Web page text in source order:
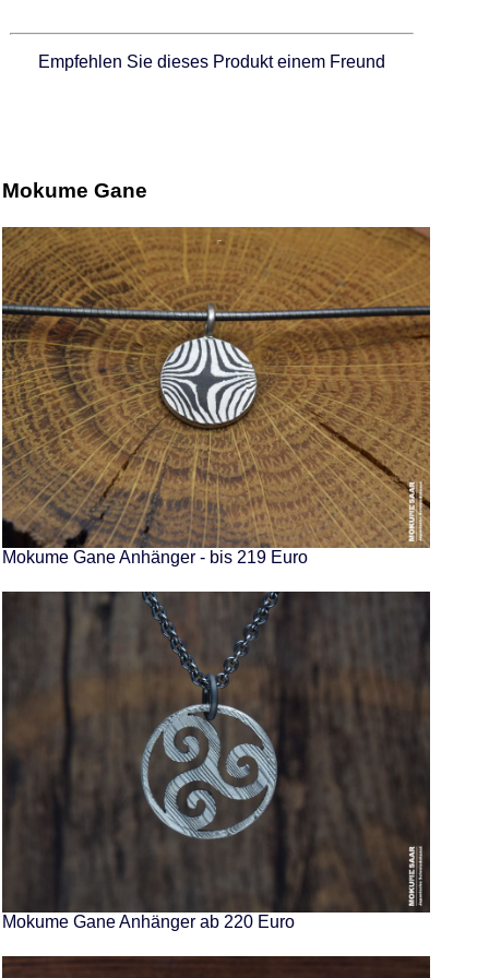
Empfehlen Sie dieses Produkt einem Freund
Mokume Gane
Mokume Gane Anhänger - bis 219 Euro
Mokume Gane Anhänger ab 220 Euro